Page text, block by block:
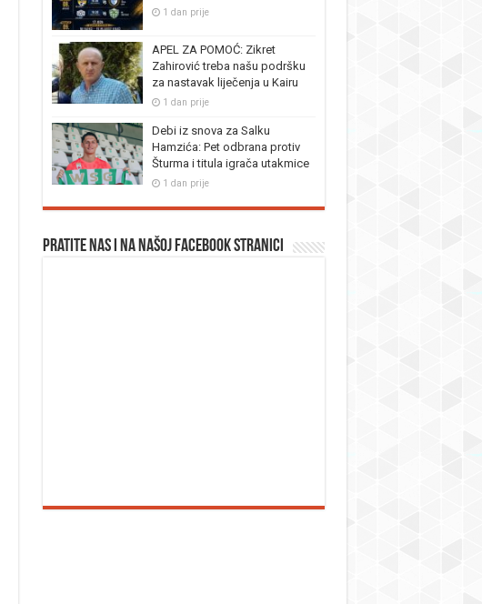
1 dan prije
APEL ZA POMOĆ: Zikret
Zahirović treba našu podršku
za nastavak liječenja u Kairu
1 dan prije
Debi iz snova za Salku
Hamzića: Pet odbrana protiv
Šturma i titula igrača utakmice
1 dan prije
Pratite nas i na našoj facebook stranici